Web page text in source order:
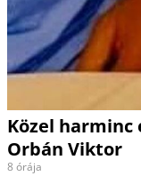
Közel
Orbán Viktor
8 órája